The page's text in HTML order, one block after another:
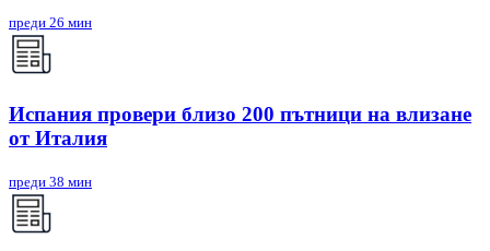
преди 26 мин
Испания провери близо 200 пътници на влизане
от Италия
преди 38 мин